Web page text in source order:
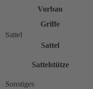
Vorbau
Griffe
Sattel
Sattel
Sattelstütze
Sonstiges